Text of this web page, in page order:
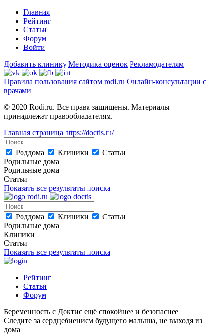
Главная
Рейтинг
Статьи
Форум
Войти
Добавить клинику Методика оценок Рекламодателям
Правила пользования сайтом rodi.ru Онлайн-консультации с
врачами
© 2020 Rodi.ru. Все права защищены. Материалы
принадлежат правообладателям.
Главная страница https://doctis.ru/
Роддома Клиники
Статьи
Родильные дома
Родильные дома
Статьи
Показать все результаты поиска
Роддома Клиники
Статьи
Родильные дома
Клиники
Статьи
Показать все результаты поиска
Рейтинг
Статьи
Форум
Беременность с Доктис ещё спокойнее и безопаснее
Следите за сердцебиением будущего малыша, не выходя из
дома